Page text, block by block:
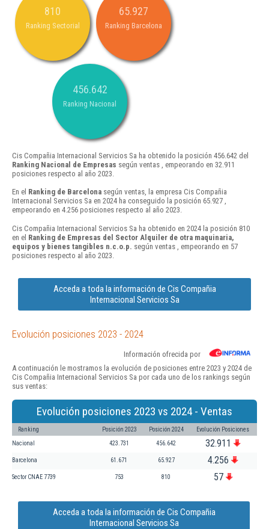
810
Ranking Sectorial
65.927
Ranking Barcelona
456.642
Ranking Nacional
Cis Compañia Internacional Servicios Sa ha obtenido la posición 456.642 del
Ranking Nacional de Empresas según ventas , empeorando en 32.911
posiciones respecto al año 2023.
En el Ranking de Barcelona según ventas, la empresa Cis Compañia
Internacional Servicios Sa en 2024 ha conseguido la posición 65.927 ,
empeorando en 4.256 posiciones respecto al año 2023.
Cis Compañia Internacional Servicios Sa ha obtenido en 2024 la posición 810
en el Ranking de Empresas del Sector Alquiler de otra maquinaria,
equipos y bienes tangibles n.c.o.p. según ventas , empeorando en 57
posiciones respecto al año 2023.
Acceda a toda la información de Cis Compañia
Internacional Servicios Sa
Evolución posiciones 2023 - 2024
Información ofrecida por
A continuación le mostramos la evolución de posiciones entre 2023 y 2024 de
Cis Compañia Internacional Servicios Sa por cada uno de los rankings según
sus ventas:
Evolución posiciones 2023 vs 2024 - Ventas
Ranking Posición 2023 Posición 2024 Evolución Posiciones
Nacional 423.731 456.642 32.911
Barcelona 61.671 65.927 4.256
Sector CNAE 7739 753 810 57
Acceda a toda la información de Cis Compañia
Internacional Servicios Sa